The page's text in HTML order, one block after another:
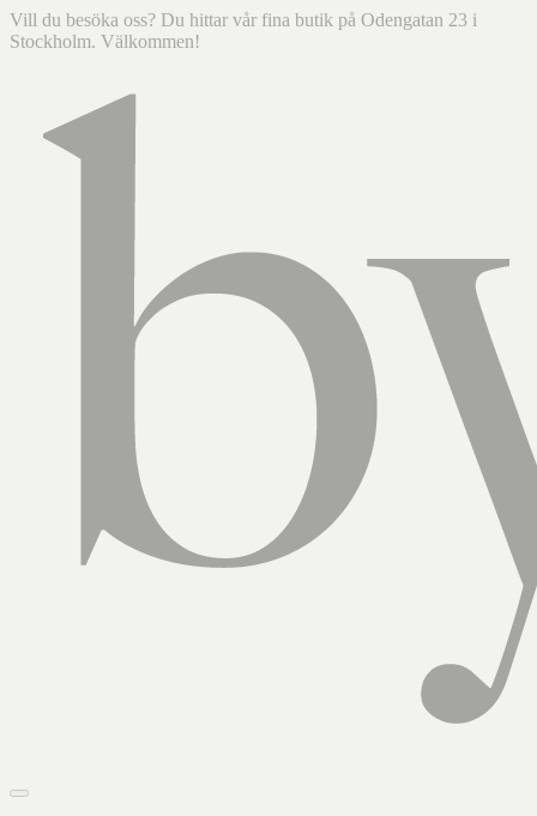
Vill du besöka oss? Du hittar vår fina butik på Odengatan 23 i
Stockholm. Välkommen!